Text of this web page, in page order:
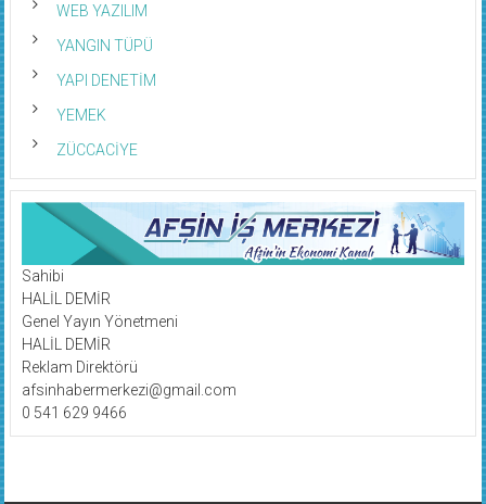
WEB YAZILIM
YANGIN TÜPÜ
YAPI DENETİM
YEMEK
ZÜCCACİYE
Sahibi
HALİL DEMİR
Genel Yayın Yönetmeni
HALİL DEMİR
Reklam Direktörü
afsinhabermerkezi@gmail.com
0 541 629 9466